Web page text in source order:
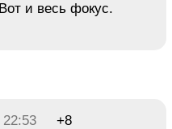
и весь фокус.
+8